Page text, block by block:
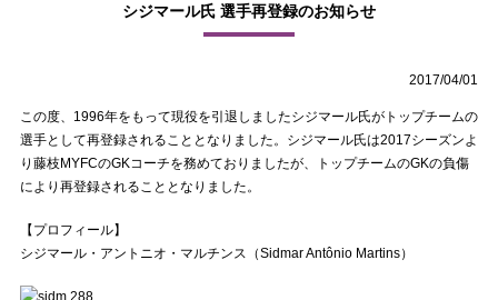
シジマール氏 選手再登録のお知らせ
2017/04/01
この度、1996年をもって現役を引退しましたシジマール氏がトップチームの
選手として再登録されることとなりました。シジマール氏は2017シーズンよ
り藤枝MYFCのGKコーチを務めておりましたが、トップチームのGKの負傷
により再登録されることとなりました。
【プロフィール】
シジマール・アントニオ・マルチンス（Sidmar Antônio Martins）